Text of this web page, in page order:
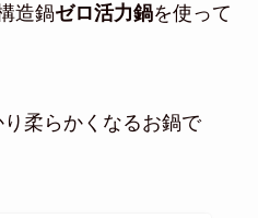
造鍋ゼロ活力鍋を使って
柔らかくなるお鍋で